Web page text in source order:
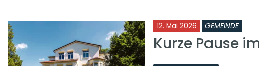
12. Mai 2026 GEMEINDE
Kurze Pause